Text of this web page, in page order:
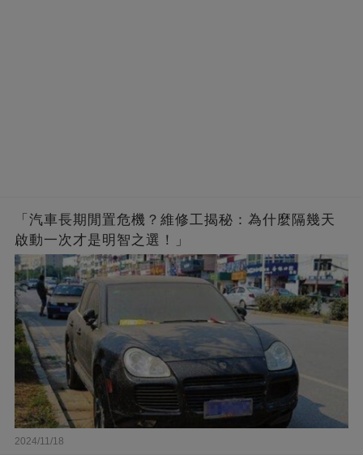
「汽車長期閒置危機？維修工揭秘：為什麼隔幾天
啟動一次才是明智之選！」
2024/11/18